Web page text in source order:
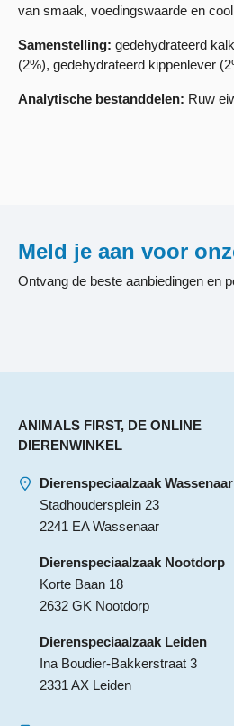
van smaak, voedingswaarde en
Samenstelling: gedehydrateerd
(2%), gedehydrateerd kippenlever
Analytische bestanddelen: Ruw
Meld je aan voor
Ontvang de beste aanbiedingen en
ANIMALS FIRST, DE ONLINE
DIERENWINKEL
Dierenspeciaalzaak Wassenaar
Stadhoudersplein 23
2241 EA Wassenaar
Dierenspeciaalzaak Nootdorp
Korte Baan 18
2632 GK Nootdorp
Dierenspeciaalzaak Leiden
Ina Boudier-Bakkerstraat 3
2331 AX Leiden